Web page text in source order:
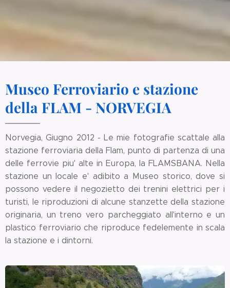
Museo Ferroviario e stazione
della FLAM - NORVEGIA
Norvegia, Giugno 2012 - Le mie fotografie scattale alla
stazione ferroviaria della Flam, punto di partenza di una
delle ferrovie piu' alte in Europa, la FLAMSBANA. Nella
stazione un locale e' adibito a Museo storico, dove si
possono vedere il negozietto dei trenini elettrici per i
turisti, le riproduzioni di alcune stanzette della stazione
originaria, un treno vero parcheggiato all'interno e un
plastico ferroviario che riproduce fedelemente in scala
la stazione e i dintorni.